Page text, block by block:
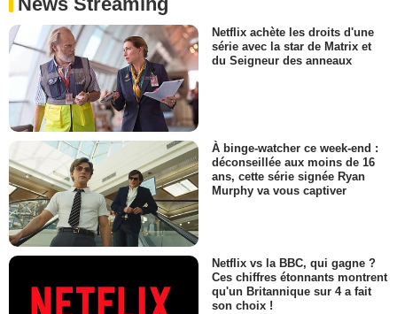
Netflix achète les droits d'une
série avec la star de Matrix et
du Seigneur des anneaux
À binge-watcher ce week-end :
déconseillée aux moins de 16
ans, cette série signée Ryan
Murphy va vous captiver
Netflix vs la BBC, qui gagne ?
Ces chiffres étonnants montrent
qu'un Britannique sur 4 a fait
son choix !